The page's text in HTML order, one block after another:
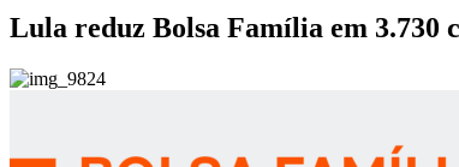
Lula reduz Bolsa Família em 3.730